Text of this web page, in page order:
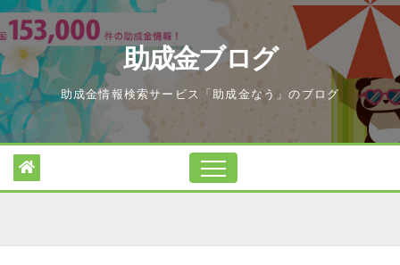
Skip
to
content
助成金ブログ
助成金情報検索サービス「助成金なう」のブログ